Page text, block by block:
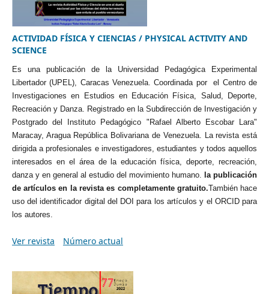
ACTIVIDAD FÍSICA Y CIENCIAS / PHYSICAL ACTIVITY AND
SCIENCE
Es una publicación de la Universidad Pedagógica Experimental
Libertador (UPEL), Caracas Venezuela. Coordinada por el Centro de
Investigaciones en Estudios en Educación Física, Salud, Deporte,
Recreación y Danza. Registrado en la Subdirección de Investigación y
Postgrado del Instituto Pedagógico "Rafael Alberto Escobar Lara"
Maracay, Aragua República Bolivariana de Venezuela. La revista está
dirigida a profesionales e investigadores, estudiantes y todos aquellos
interesados en el área de la educación física, deporte, recreación,
danza y en general al estudio del movimiento humano. la publicación
de artículos en la revista es completamente gratuito.También hace
uso del identificador digital del DOI para los artículos y el ORCID para
los autores.
Ver revista Número actual